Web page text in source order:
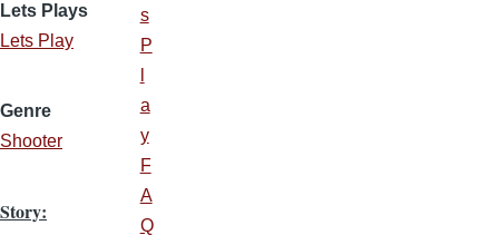
Lets Plays
Lets Play
Genre
Shooter
Story:
s
P
a
y
F
A
Q